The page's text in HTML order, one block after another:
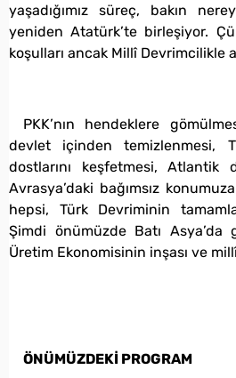
yaşadığımız süreç, bakın
yeniden Atatürk’te birleşiyor.
koşulları ancak Millî Devrimcilikle
PKK’nın hendeklere
devlet içinden temizlenmesi,
dostlarını keşfetmesi, Atlantik
Avrasya’daki bağımsız
hepsi, Türk Devriminin
Şimdi önümüzde Batı Asya’da
Üretim Ekonomisinin inşası ve
ÖNÜMÜZDEKİ PROGRAM